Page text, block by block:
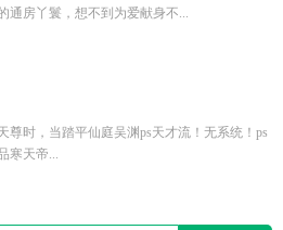
通房丫鬟，想不到为爱献身不...
尊时，当踏平仙庭吴渊ps天才流！无系统！ps
寒天帝...